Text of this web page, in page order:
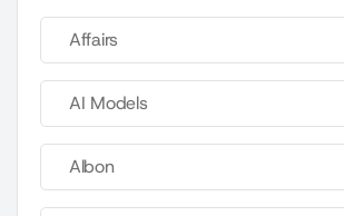
Affairs
AI Models
Albon